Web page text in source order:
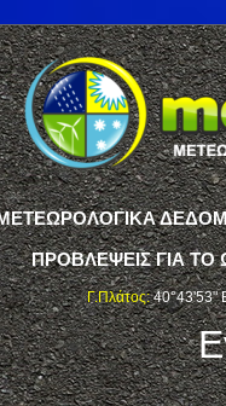
ΠΡΟΒΛΕΨΕΙΣ ΓΙΑ ΤΟ
Γ.Πλάτος:40°43'53"